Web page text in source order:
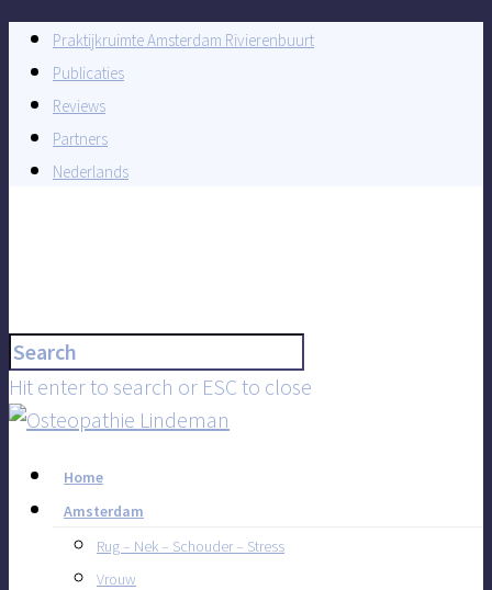
Praktijkruimte Amsterdam Rivierenbuurt
Publicaties
Reviews
Partners
Nederlands
Hit enter to search or ESC to close
Home
Amsterdam
Rug – Nek – Schouder – Stress
Vrouw